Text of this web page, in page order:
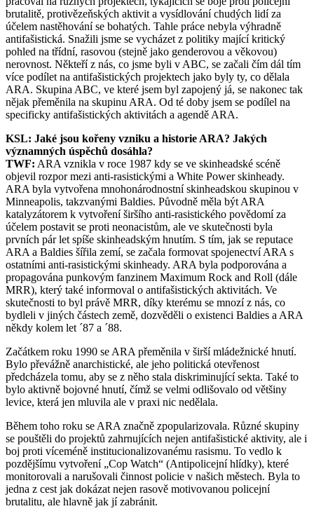
brutalitě, protivězeňských aktivit a vysídlování chudých lidí za
účelem nastěhování se bohatých. Tahle práce nebyla výhradně
antifašistická. Snažili jsme se vycházet z politiky mající kritický
pohled na třídní, rasovou (stejně jako genderovou a věkovou)
nerovnost. Někteří z nás, co jsme byli v ABC, se začali čím dál tím
více podílet na antifašistických projektech jako byly ty, co dělala
ARA. Skupina ABC, ve které jsem byl zapojený já, se nakonec tak
nějak přeměnila na skupinu ARA. Od té doby jsem se podílel na
specificky antifašistických aktivitách a agendě ARA.
KSL: Jaké jsou kořeny vzniku a historie ARA? Jakých
významných úspěchů dosáhla?
TWF: ARA vznikla v roce 1987 kdy se ve skinheadské scéně
objevil rozpor mezi anti-rasistickými a White Power skinheady.
ARA byla vytvořena mnohonárodnostní skinheadskou skupinou v
Minneapolis, takzvanými Baldies. Původně měla být ARA
katalyzátorem k vytvoření širšího anti-rasistického povědomí za
účelem postavit se proti neonacistům, ale ve skutečnosti byla
prvních pár let spíše skinheadským hnutím. S tím, jak se reputace
ARA a Baldies šířila zemí, se začala formovat spojenectví ARA s
ostatními anti-rasistickými skinheady. ARA byla podporována a
propagována punkovým fanzinem Maximum Rock and Roll (dále
MRR), který také informoval o antifašistických aktivitách. Ve
skutečnosti to byl právě MRR, díky kterému se mnozí z nás, co
bydleli v jiných částech země, dozvěděli o existenci Baldies a ARA
někdy kolem let ´87 a ´88.
Začátkem roku 1990 se ARA přeměnila v širší mládežnické hnutí.
Bylo převážně anarchistické, ale jeho politická otevřenost
předcházela tomu, aby se z něho stala diskriminující sekta. Také to
bylo aktivně bojovné hnutí, čímž se velmi odlišovalo od většiny
levice, která jen mluvila ale v praxi nic nedělala.
Během toho roku se ARA značně zpopularizovala. Různé skupiny
se pouštěli do projektů zahrnujících nejen antifašistické aktivity, ale i
boj proti víceméně institucionalizovanému rasismu. To vedlo k
pozdějšímu vytvoření „Cop Watch“ (Antipolicejní hlídky), které
monitorovali a narušovali činnost policie v našich městech. Byla to
jedna z cest jak dokázat nejen rasově motivovanou policejní
brutalitu, ale hlavně jak jí zabránit.